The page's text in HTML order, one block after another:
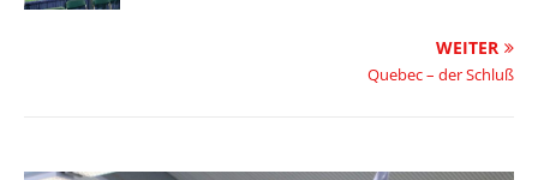
WEITER
Quebec – der Schluß